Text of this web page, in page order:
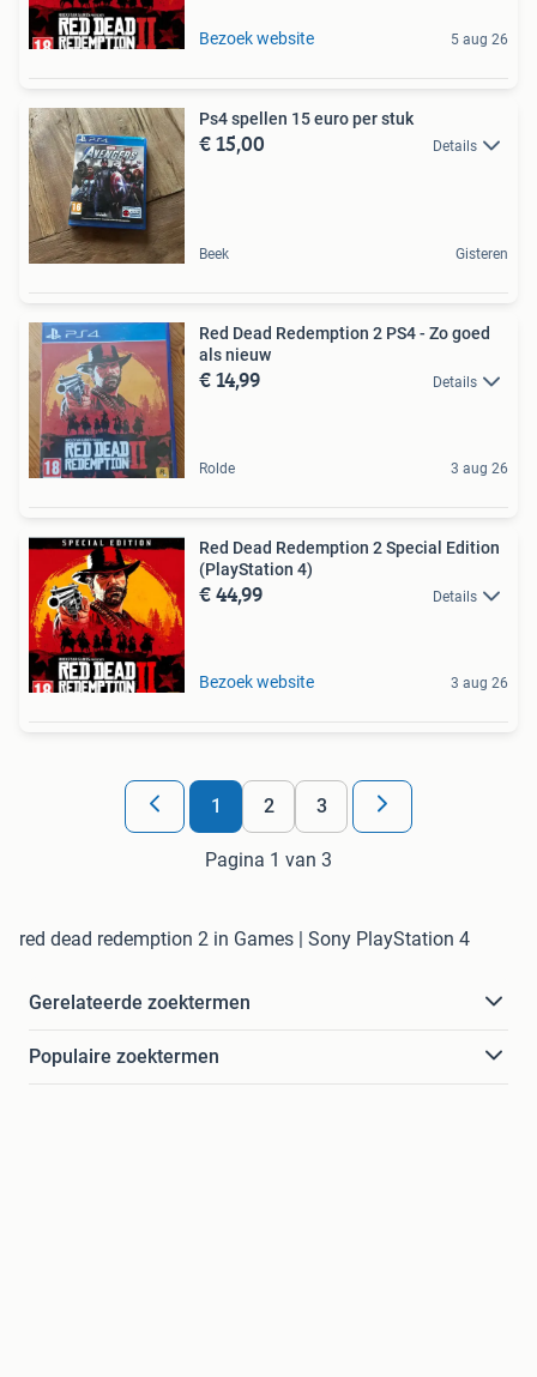
Bezoek website 5 aug 26
Ps4 spellen 15 euro per stuk
€ 15,00 Details
Beek Gisteren
Red Dead Redemption 2 PS4 - Zo goed
als nieuw
€ 14,99 Details
Rolde 3 aug 26
Red Dead Redemption 2 Special Edition
(PlayStation 4)
€ 44,99 Details
Bezoek website 3 aug 26
1 2 3
Pagina 1 van 3
red dead redemption 2 in Games | Sony PlayStation 4
Gerelateerde zoektermen
Populaire zoektermen